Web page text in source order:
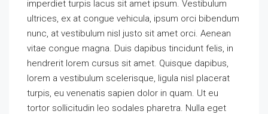
imperdiet turpis lacus sit amet ipsum. Vestibulum
ultrices, ex at congue vehicula, ipsum orci bibendum
nunc, at vestibulum nisl justo sit amet orci. Aenean
vitae congue magna. Duis dapibus tincidunt felis, in
hendrerit lorem cursus sit amet. Quisque dapibus,
lorem a vestibulum scelerisque, ligula nisl placerat
turpis, eu venenatis sapien dolor in quam. Ut eu
tortor sollicitudin leo sodales pharetra. Nulla eget